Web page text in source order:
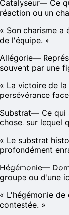
Catalyseur— Ce
réaction ou un
« Son charisme a
de l'équipe. »
Allégorie—
souvent par une
« La victoire de
persévérance
Substrat— Ce qui
chose, sur lequel
« Le substrat
profondément
Hégémonie—
groupe ou d'une
« L'hégémonie
contestée. »